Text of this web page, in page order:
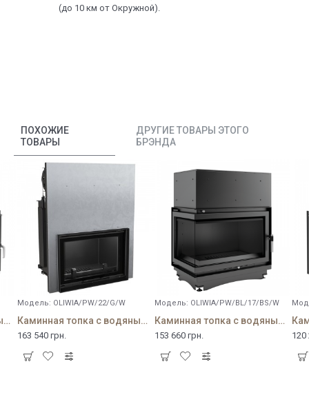
(до 10 км от Окружной).
ПОХОЖИЕ
ТОВАРЫ
ДРУГИЕ ТОВАРЫ ЭТОГО
БРЭНДА
Каминная топка с водяным контуром Oliwia/PW/22
Модель: OLIWIA/PW/22/G/W
Каминная топка с водяным контуром Oliwia/PW/22/G
163 540 грн.
Модель: OLIWIA/PW/BL/17/BS/W
Каминная топка с водяным контуром Oliwia/PW/BL/17/BS/W
153 660 грн. 120